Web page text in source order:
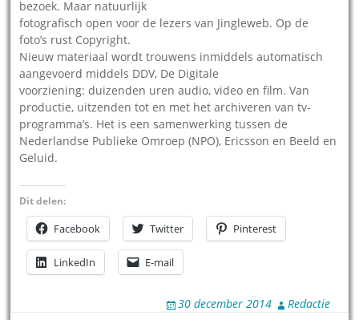
bezoek. Maar natuurlijk
fotografisch open voor de lezers van Jingleweb. Op de
foto’s rust Copyright.
Nieuw materiaal wordt trouwens inmiddels automatisch
aangevoerd middels DDV, De Digitale
voorziening: duizenden uren audio, video en film. Van
productie, uitzenden tot en met het archiveren van tv-
programma’s. Het is een samenwerking tussen de
Nederlandse Publieke Omroep (NPO), Ericsson en Beeld en
Geluid.
Dit delen:
Facebook Twitter Pinterest
LinkedIn E-mail
30 december 2014 Redactie